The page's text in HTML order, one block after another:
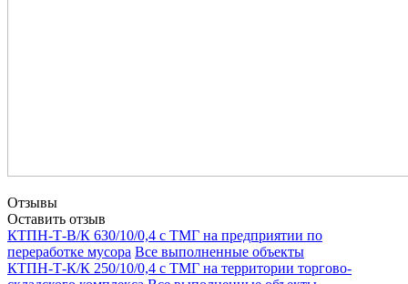
Отзывы
Оставить отзыв
КТПН-Т-В/К 630/10/0,4 с ТМГ на предприятии по
переработке мусора Все выполненные объекты
КТПН-Т-К/К 250/10/0,4 с ТМГ на территории торгово-